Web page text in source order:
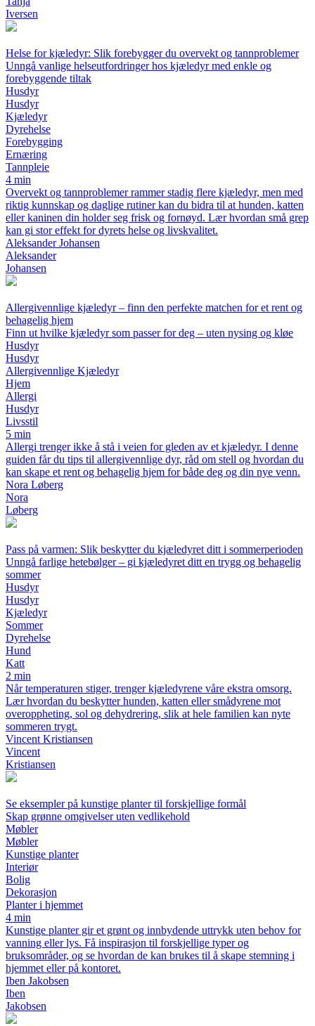
Iversen
Helse for kjæledyr: Slik forebygger du overvekt og tannproblemer
Unngå vanlige helseutfordringer hos kjæledyr med enkle og
forebyggende tiltak
Husdyr
Husdyr
Kjæledyr
Dyrehelse
Forebygging
Ernæring
Tannpleie
4 min
Overvekt og tannproblemer rammer stadig flere kjæledyr, men med
riktig kunnskap og daglige rutiner kan du bidra til at hunden, katten
eller kaninen din holder seg frisk og fornøyd. Lær hvordan små grep
kan gi stor effekt for dyrets helse og livskvalitet.
Aleksander Johansen
Aleksander
Johansen
Allergivennlige kjæledyr – finn den perfekte matchen for et rent og
behagelig hjem
Finn ut hvilke kjæledyr som passer for deg – uten nysing og kløe
Husdyr
Husdyr
Allergivennlige Kjæledyr
Hjem
Allergi
Husdyr
Livsstil
5 min
Allergi trenger ikke å stå i veien for gleden av et kjæledyr. I denne
guiden får du tips til allergivennlige dyr, råd om stell og hvordan du
kan skape et rent og behagelig hjem for både deg og din nye venn.
Nora Løberg
Nora
Løberg
Pass på varmen: Slik beskytter du kjæledyret ditt i sommerperioden
Unngå farlige hetebølger – gi kjæledyret ditt en trygg og behagelig
sommer
Husdyr
Husdyr
Kjæledyr
Sommer
Dyrehelse
Hund
Katt
2 min
Når temperaturen stiger, trenger kjæledyrene våre ekstra omsorg.
Lær hvordan du beskytter hunden, katten eller smådyrene mot
overoppheting, sol og dehydrering, slik at hele familien kan nyte
sommeren trygt.
Vincent Kristiansen
Vincent
Kristiansen
Se eksempler på kunstige planter til forskjellige formål
Skap grønne omgivelser uten vedlikehold
Møbler
Møbler
Kunstige planter
Interiør
Bolig
Dekorasjon
Planter i hjemmet
4 min
Kunstige planter gir et grønt og innbydende uttrykk uten behov for
vanning eller lys. Få inspirasjon til forskjellige typer og
bruksområder, og se hvordan de kan brukes til å skape stemning i
hjemmet eller på kontoret.
Iben Jakobsen
Iben
Jakobsen